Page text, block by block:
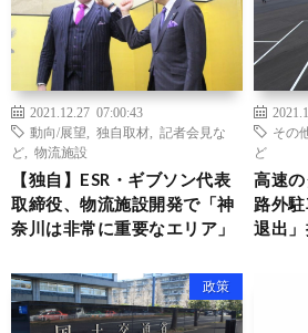
2021.12.27 07:00:43
動向/展望
独自取材
記者会見な
ど
物流施設
【独自】ESR・ギブソン代表
取締役、物流施設開発で「神
奈川は非常に重要なエリア」
その
ど
高速
路外
退出
政策